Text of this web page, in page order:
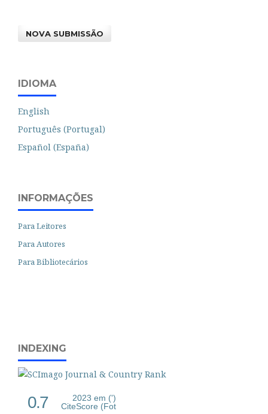
NOVA SUBMISSÃO
IDIOMA
English
Português (Portugal)
Español (España)
INFORMAÇÕES
Para Leitores
Para Autores
Para Bibliotecários
INDEXING
0.7
2023 em (')
CiteScore (Fot